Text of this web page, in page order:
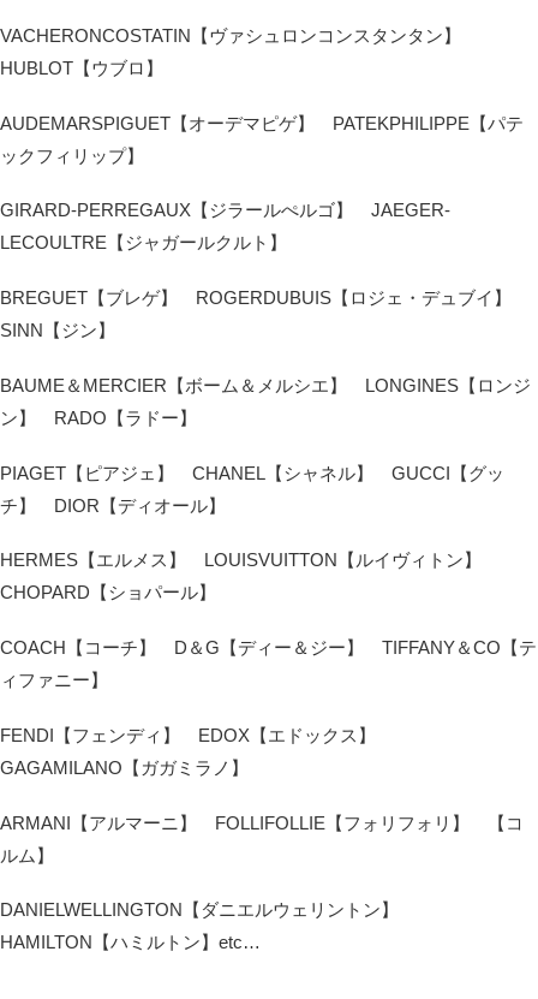
VACHERONCOSTATIN【ヴァシュロンコンスタンタン】
HUBLOT【ウブロ】
AUDEMARSPIGUET【オーデマピゲ】 PATEKPHILIPPE【パテ
ックフィリップ】
GIRARD-PERREGAUX【ジラールぺルゴ】 JAEGER-
LECOULTRE【ジャガールクルト】
BREGUET【ブレゲ】 ROGERDUBUIS【ロジェ・デュブイ】
SINN【ジン】
BAUME＆MERCIER【ボーム＆メルシエ】 LONGINES【ロンジ
ン】 RADO【ラドー】
PIAGET【ピアジェ】 CHANEL【シャネル】 GUCCI【グッ
チ】 DIOR【ディオール】
HERMES【エルメス】 LOUISVUITTON【ルイヴィトン】
CHOPARD【ショパール】
COACH【コーチ】 D＆G【ディー＆ジー】 TIFFANY＆CO【テ
ィファニー】
FENDI【フェンディ】 EDOX【エドックス】
GAGAMILANO【ガガミラノ】
ARMANI【アルマーニ】 FOLLIFOLLIE【フォリフォリ】 【コ
ルム】
DANIELWELLINGTON【ダニエルウェリントン】
HAMILTON【ハミルトン】etc…